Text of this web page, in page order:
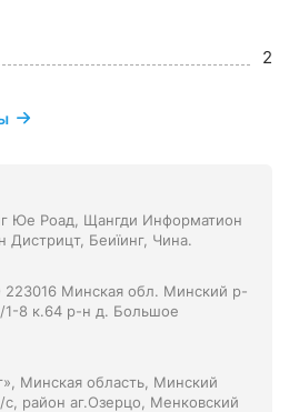
2
Юе Роад, Щангди Информатион
Дистрицт, Беиїинг, Чина.
Минская обл. Минский р-
1-8 к.64 р-н д. Большое
Минская область, Минский
район аг.Озерцо, Менковский